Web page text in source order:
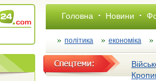
Головна Новини
політика економіка